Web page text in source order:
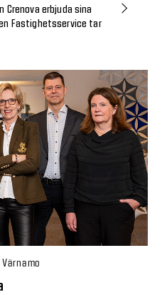
Crenova erbjuda sina
Fastighetsservice tar